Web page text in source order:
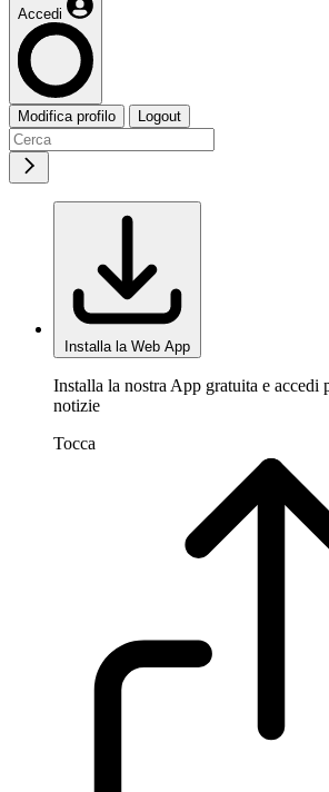
Accedi
Modifica profilo Logout
Installa la Web App
Installa la nostra App gratuita e accedi
notizie
Tocca